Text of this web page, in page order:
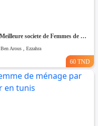
La Meilleure societe de Femmes de Ménage A Ezzahra
Ben Arous , Ezzahra
60 TND